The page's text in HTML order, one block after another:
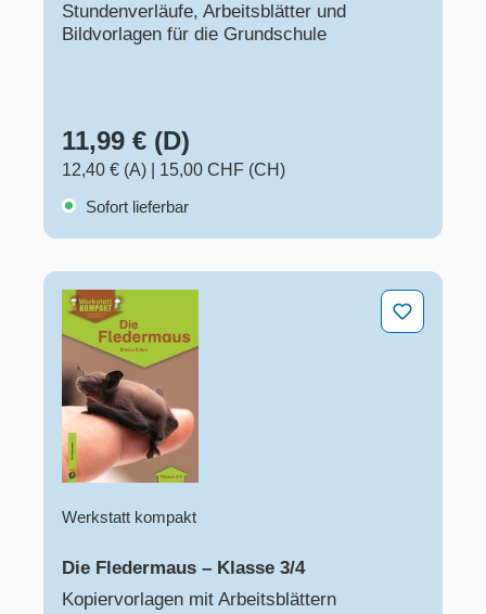
Stundenverläufe, Arbeitsblätter und
Bildvorlagen für die Grundschule
11,99 € (D)
12,40 € (A)
15,00 CHF (CH)
Sofort lieferbar
Die Fledermaus – Klasse 3/4
Werkstatt kompakt
Die Fledermaus – Klasse 3/4
Kopiervorlagen mit Arbeitsblättern